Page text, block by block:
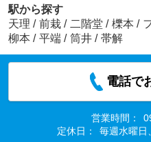
駅から探す
天理 / 前栽 / 二階堂 / 櫟本 /
柳本 / 平端 / 筒井 / 帯解
電話で
営業時間：
定休日：
毎週水曜日